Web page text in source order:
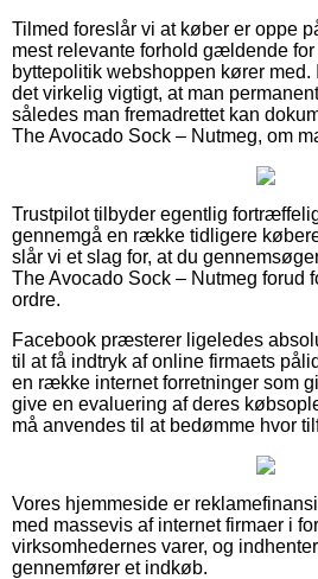
Tilmed foreslår vi at køber er oppe
mest relevante forhold gældende
byttepolitik webshoppen kører
det virkelig vigtigt, at man
således man fremadrettet kan
The Avocado Sock – Nutmeg, om
Trustpilot tilbyder egentlig
gennemgå en række tidligere
slår vi et slag for, at du
The Avocado Sock – Nutmeg forud
ordre.
Facebook præsterer ligeledes
til at få indtryk af online firmaets
en række internet forretninger som
give en evaluering af deres
må anvendes til at bedømme hvor
Vores hjemmeside er
med massevis af internet firmaer i
virksomhedernes varer, og
gennemfører et indkøb.